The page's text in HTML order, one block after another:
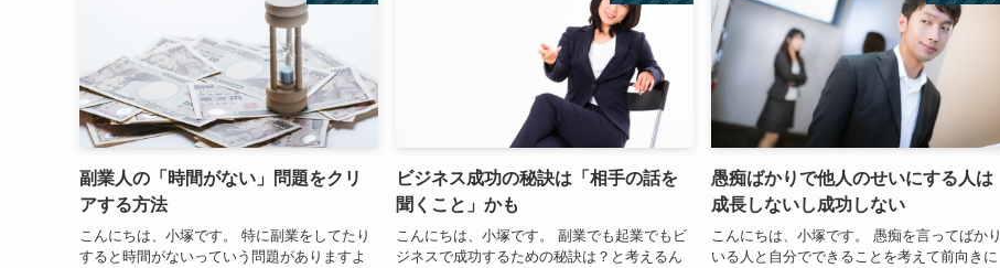
副業人の「時間がない」問題をクリ
アする方法
こんにちは、小塚です。 特に副業をしてたり
すると時間がないっていう問題がありますよ
ビジネス成功の秘訣は「相手の話を
聞くこと」かも
こんにちは、小塚です。 副業でも起業でもビ
ジネスで成功するための秘訣は？と考えるん
愚痴ばかりで他人のせいにする人は
成長しないし成功しない
こんにちは、小塚です。 愚痴を言ってばかり
いる人と自分でできることを考えて前向きに